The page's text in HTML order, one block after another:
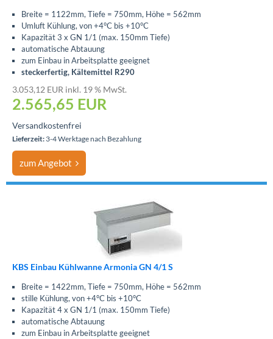
Breite = 1122mm, Tiefe = 750mm, Höhe = 562mm
Umluft Kühlung, von +4°C bis +10°C
Kapazität 3 x GN 1/1 (max. 150mm Tiefe)
automatische Abtauung
zum Einbau in Arbeitsplatte geeignet
steckerfertig, Kältemittel R290
3.053,12 EUR inkl. 19 % MwSt.
2.565,65 EUR
Versandkostenfrei
Lieferzeit: 3-4 Werktage nach Bezahlung
zum Angebot
KBS Einbau Kühlwanne Armonia GN 4/1 S
Breite = 1422mm, Tiefe = 750mm, Höhe = 562mm
stille Kühlung, von +4°C bis +10°C
Kapazität 4 x GN 1/1 (max. 150mm Tiefe)
automatische Abtauung
zum Einbau in Arbeitsplatte geeignet